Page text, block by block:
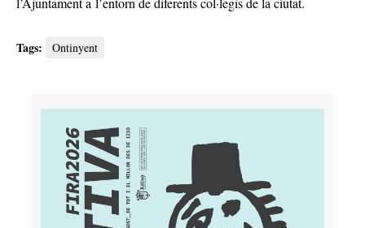
Tags: Ontinyent